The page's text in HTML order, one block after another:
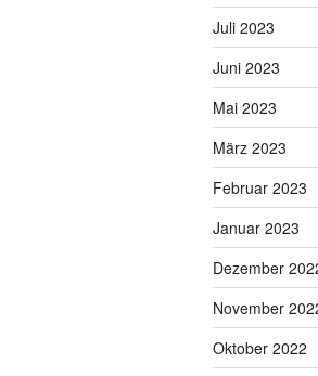
Juli 2023
Juni 2023
Mai 2023
März 2023
Februar 2023
Januar 2023
Dezember
November
Oktober 2022